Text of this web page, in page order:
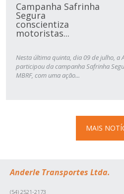
Campanha Safrinha
Segura
conscientiza
motoristas...
Nesta última quinta, dia 09 de julho, a
participou da campanha Safrinha
MBRF, com uma ação...
MAIS
Anderle Transportes Ltda.
(54) 2521-2173